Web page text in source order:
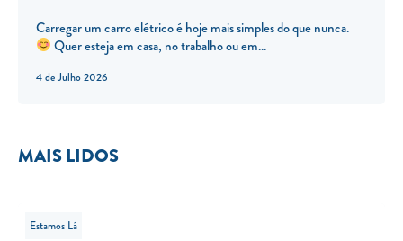
4 de Julho 2026
Carregar um carro elétrico é hoje mais simples do que nunca.
Quer esteja em casa, no trabalho ou em...
MAIS LIDOS
Estamos Lá